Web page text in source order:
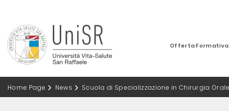
Offerta Formativa
Home Page News Scuola di Specializzazione in Chirurgia